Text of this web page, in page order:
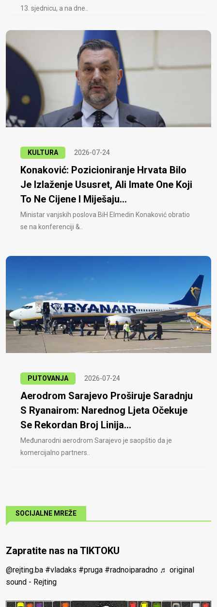
13. sjednicu, a na dne..
KULTURA 2026-07-24
Konaković: Pozicioniranje Hrvata Bilo
Je Izlaženje Ususret, Ali Imate One Koji
To Ne Cijene I Miješaju...
Ministar vanjskih poslova BiH Elmedin Konaković obratio
se na konferenciji &..
PUTOVANJA 2026-07-24
Aerodrom Sarajevo Proširuje Saradnju
S Ryanairom: Narednog Ljeta Očekuje
Se Rekordan Broj Linija...
Međunarodni aerodrom Sarajevo je saopštio da je
komercijalno partners..
SOCIJALNE MREŽE
Zapratite nas na TIKTOKU
@rejting.ba #vladaks #pruga #radnoiparadno ♬ original
sound - Rejting